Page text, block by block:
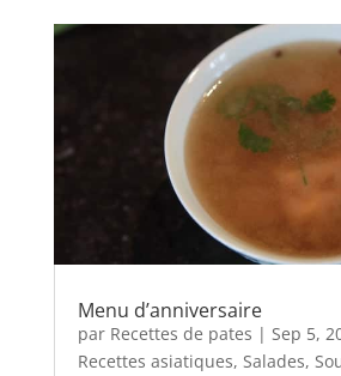
Menu d’anniversaire
par Recettes de pates | Sep 5,
Recettes asiatiques, Salades,